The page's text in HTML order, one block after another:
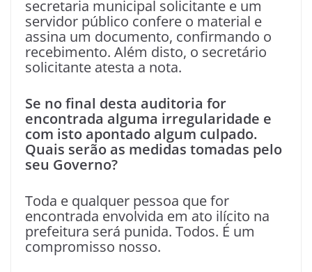
secretaria municipal solicitante e um
servidor público confere o material e
assina um documento, confirmando o
recebimento. Além disto, o secretário
solicitante atesta a nota.
Se no final desta auditoria for
encontrada alguma irregularidade e
com isto apontado algum culpado.
Quais serão as medidas tomadas pelo
seu Governo?
Toda e qualquer pessoa que for
encontrada envolvida em ato ilícito na
prefeitura será punida. Todos. É um
compromisso nosso.